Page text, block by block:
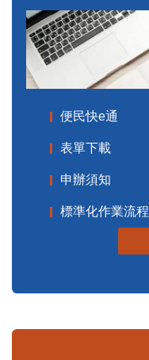
便民快e通
表單下載
申辦須知
標準化作業流程